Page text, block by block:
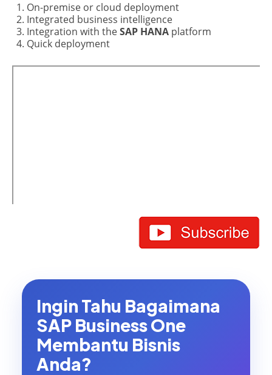
On-premise or cloud deployment
Integrated business intelligence
Integration with theSAP HANA platform
Quick deployment
Ingin Tahu Bagaimana
SAP Business One
Membantu Bisnis
Anda?